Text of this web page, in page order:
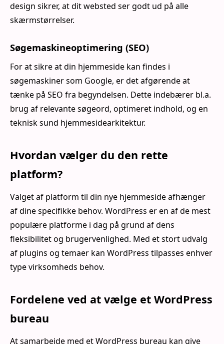
design sikrer, at dit websted ser godt ud på alle
skærmstørrelser.
Søgemaskineoptimering (SEO)
For at sikre at din hjemmeside kan findes i
søgemaskiner som Google, er det afgørende at
tænke på SEO fra begyndelsen. Dette indebærer bl.a.
brug af relevante søgeord, optimeret indhold, og en
teknisk sund hjemmesidearkitektur.
Hvordan vælger du den rette
platform?
Valget af platform til din nye hjemmeside afhænger
af dine specifikke behov. WordPress er en af de mest
populære platforme i dag på grund af dens
fleksibilitet og brugervenlighed. Med et stort udvalg
af plugins og temaer kan WordPress tilpasses enhver
type virksomheds behov.
Fordelene ved at vælge et WordPress
bureau
At samarbejde med et WordPress bureau kan give